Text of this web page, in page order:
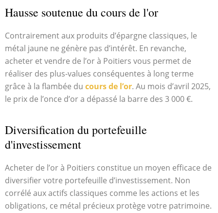
Hausse soutenue du cours de l'or
Contrairement aux produits d’épargne classiques, le
métal jaune ne génère pas d’intérêt. En revanche,
acheter et vendre de l’or à Poitiers vous permet de
réaliser des plus-values conséquentes à long terme
grâce à la flambée du cours de l’or. Au mois d’avril 2025,
le prix de l’once d’or a dépassé la barre des 3 000 €.
Diversification du portefeuille
d'investissement
Acheter de l’or à Poitiers constitue un moyen efficace de
diversifier votre portefeuille d’investissement. Non
corrélé aux actifs classiques comme les actions et les
obligations, ce métal précieux protège votre patrimoine.